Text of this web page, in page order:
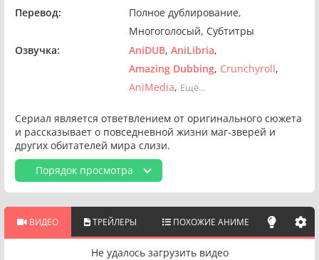
Перевод:
Полное дублирование
Многоголосый Субтитры
Озвучка:
AniDUB AniLibria
Amazing Dubbing Crunchyroll
AniMedia Ещё...
Сериал является ответвлением от оригинального сюжета
и рассказывает о повседневной жизни маг-зверей и
других обитателей мира слизи.
Порядок просмотра
ВИДЕО ТРЕЙЛЕРЫ ПОХОЖИЕ АНИМЕ
Не удалось загрузить видео